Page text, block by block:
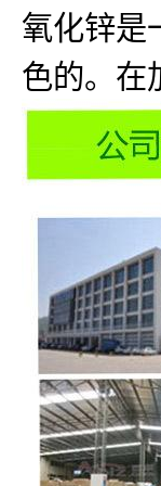
氧化锌是
色的。在